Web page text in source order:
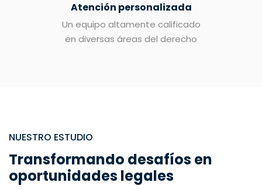
Atención personalizada
Un equipo altamente calificado
en diversas áreas del derecho
NUESTRO ESTUDIO
Transformando desafíos en
oportunidades legales